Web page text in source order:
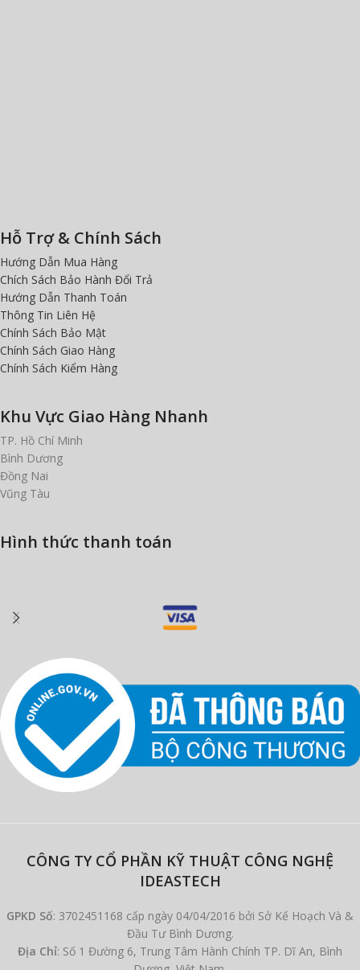
Hỗ Trợ & Chính Sách
Hướng Dẫn Mua Hàng
Chích Sách Bảo Hành Đổi Trả
Hướng Dẫn Thanh Toán
Thông Tin Liên Hệ
Chính Sách Bảo Mật
Chính Sách Giao Hàng
Chính Sách Kiểm Hàng
Khu Vực Giao Hàng Nhanh
TP. Hồ Chí Minh
Bình Dương
Đồng Nai
Vũng Tàu
Hình thức thanh toán
CÔNG TY CỔ PHẦN KỸ THUẬT CÔNG NGHỆ
IDEASTECH
GPKD Số: 3702451168 cấp ngày 04/04/2016 bởi Sở Kế Hoạch Và &
Đầu Tư Bình Dương.
Địa Chỉ: Số 1 Đường 6, Trung Tâm Hành Chính TP. Dĩ An, Bình